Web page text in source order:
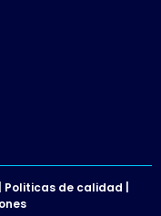
de calidad |